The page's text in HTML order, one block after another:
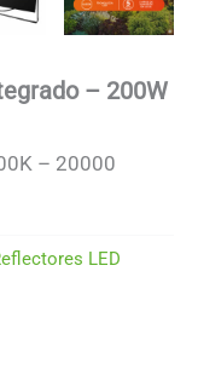
– 200W
– 20000
LED